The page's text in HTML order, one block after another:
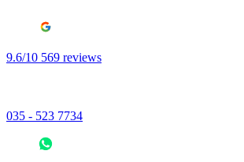
9.6/10 569 reviews
035 - 523 7734